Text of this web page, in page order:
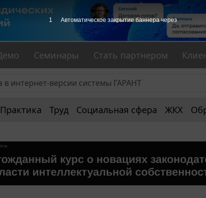
Семинары Стать партнером
Практика Труд Социальная сфера ЖКХ
1 Автоматическое закрытие баннера через